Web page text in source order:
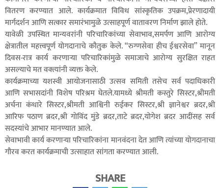
वितरण करण्यात आले. कार्यक्रमात विविध सांस्कृतिक उपक्रम,प्रेरणादायी
मार्गदर्शन आणि सत्कार समारंभामुळे उत्साहपूर्ण वातावरण निर्माण झाले होते.
यावेळी उपस्थित मान्यवरांनी परिचारिकांच्या सेवाभाव,समर्पण आणि आरोग्य
क्षेत्रातील महत्त्वपूर्ण योगदानाचे कौतुक केले. “रुग्णसेवा हीच ईश्वरसेवा” मानून
दिवस-रात्र कार्य करणाऱ्या परिचारिकांमुळे समाजाचे आरोग्य सुरक्षित राहत
असल्याचे मत वक्त्यांनी व्यक्त केले.
कार्यक्रमाच्या यशस्वी आयोजनासाठी उत्सव समिती तसेच सर्व पदाधिकारी
आणि सभासदांनी विशेष परिश्रम घेतले.यामध्ये श्रीमती कस्तुरे सिस्टर,श्रीमती
अर्चना कंधारे सिस्टर,श्रीमती आश्विनी रुईकर सिस्टर,श्री ज्ञानेश्वर ब्रदर,श्री
आरिफ पठाण ब्रदर,श्री गोविंद मुंडे ब्रदर,ताटे ब्रदर,योगेश ब्रदर आदींसह सर्व
सदस्यांचे आभार मानण्यात आले.
सेवाभावी कार्य करणाऱ्या परिचारिकांना मानवंदना देत आणि त्यांच्या योगदानाचा
गौरव करत कार्यक्रमाची उत्साहात सांगता करण्यात आली.
SHARE